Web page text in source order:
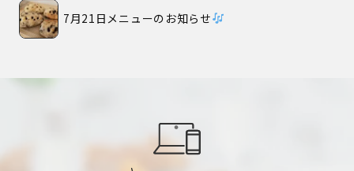
7月21日メニューのお知らせ